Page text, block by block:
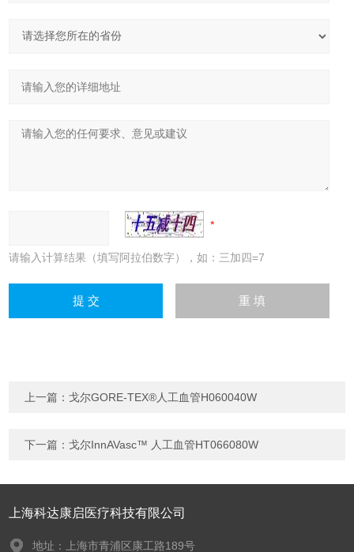
请输入计算结果（填写阿拉伯数字），如：三加四=7
上一篇：戈尔GORE-TEX®人工血管H060040W
下一篇：戈尔InnAVasc™ 人工血管HT066080W
上海科达康启医疗科技有限公司
地址：上海市青浦区康工路189号